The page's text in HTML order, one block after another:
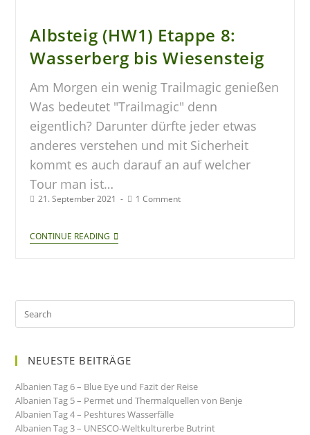
Albsteig (HW1) Etappe 8:
Wasserberg bis Wiesensteig
Am Morgen ein wenig Trailmagic genießen
Was bedeutet "Trailmagic" denn
eigentlich? Darunter dürfte jeder etwas
anderes verstehen und mit Sicherheit
kommt es auch darauf an auf welcher
Tour man ist…
21. September 2021 1 Comment
CONTINUE READING
NEUESTE BEITRÄGE
Albanien Tag 6 – Blue Eye und Fazit der Reise
Albanien Tag 5 – Permet und Thermalquellen von Benje
Albanien Tag 4 – Peshtures Wasserfälle
Albanien Tag 3 – UNESCO-Weltkulturerbe Butrint